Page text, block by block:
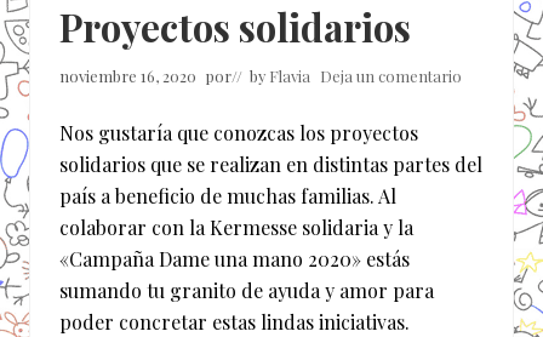
Proyectos solidarios
noviembre 16, 2020 por// by Flavia Deja un comentario
Nos gustaría que conozcas los proyectos
solidarios que se realizan en distintas partes del
país a beneficio de muchas familias. Al
colaborar con la Kermesse solidaria y la
«Campaña Dame una mano 2020» estás
sumando tu granito de ayuda y amor para
poder concretar estas lindas iniciativas.